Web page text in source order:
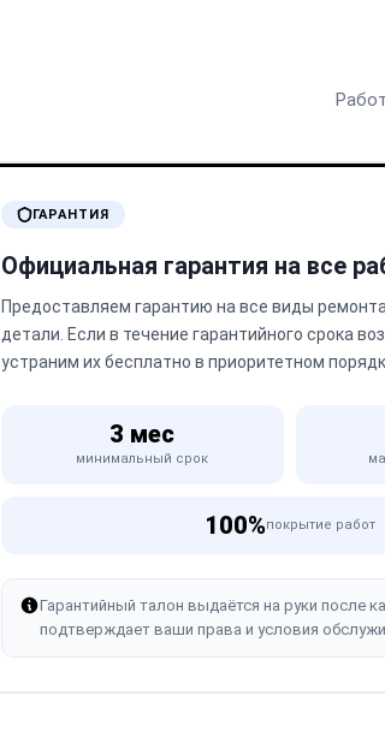
ГАРАНТИЯ
Официальная гарантия на все
Предоставляем гарантию на все виды
детали. Если в течение гарантийного срока
устраним их бесплатно в приоритетном
3 мес
минимальный срок
100%покрытие работ
Гарантийный талон выдаётся на руки после
подтверждает ваши права и условия